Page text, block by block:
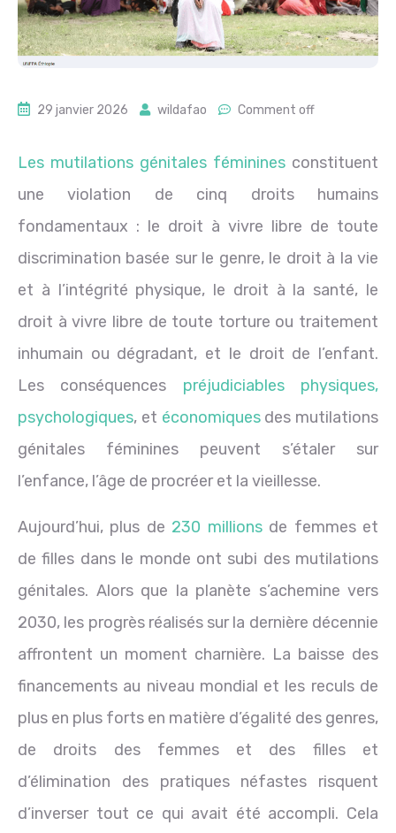
29 janvier 2026 wildafao Comment off
Les mutilations génitales féminines constituent
une violation de cinq droits humains
fondamentaux : le droit à vivre libre de toute
discrimination basée sur le genre, le droit à la vie
et à l’intégrité physique, le droit à la santé, le
droit à vivre libre de toute torture ou traitement
inhumain ou dégradant, et le droit de l’enfant.
Les conséquences préjudiciables physiques,
psychologiques, et économiquesdes mutilations
génitales féminines peuvent s’étaler sur
l’enfance, l’âge de procréer et la vieillesse.
Aujourd’hui, plus de 230 millionsde femmes et
de filles dans le monde ont subi des mutilations
génitales. Alors que la planète s’achemine vers
2030, les progrès réalisés sur la dernière décennie
affrontent un moment charnière. La baisse des
financements au niveau mondial et les reculs de
plus en plus forts en matière d’égalité des genres,
de droits des femmes et des filles et
d’élimination des pratiques néfastes risquent
d’inverser tout ce qui avait été accompli. Cela